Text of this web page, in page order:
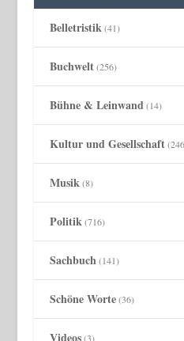
Belletristik (41)
Buchwelt(256)
Bühne & Leinwand (14)
Kultur und Gesellschaft
Musik (8)
Politik (716)
Sachbuch (141)
Schöne Worte(36)
Videos(3)